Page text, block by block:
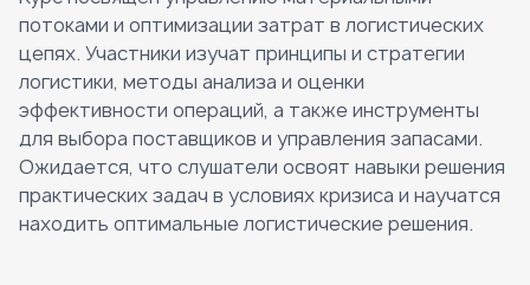
потоками и оптимизации затрат в логистических
цепях. Участники изучат принципы и стратегии
логистики, методы анализа и оценки
эффективности операций, а также инструменты
для выбора поставщиков и управления запасами.
Ожидается, что слушатели освоят навыки решения
практических задач в условиях кризиса и научатся
находить оптимальные логистические решения.